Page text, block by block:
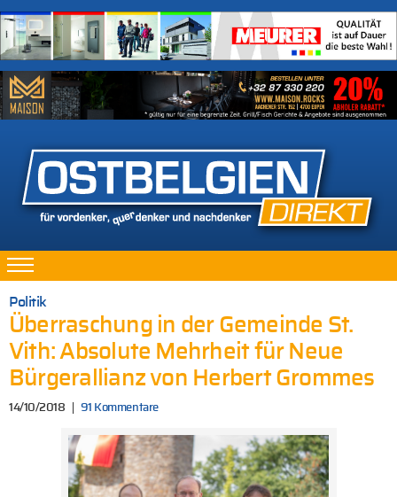
Politik
Überraschung in der Gemeinde St.
Vith: Absolute Mehrheit für Neue
Bürgerallianz von Herbert Grommes
14/10/2018 91 Kommentare